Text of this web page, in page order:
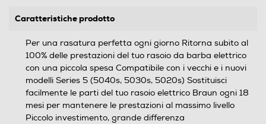
Caratteristiche prodotto
Per una rasatura perfetta ogni giorno Ritorna subito al
100% delle prestazioni del tuo rasoio da barba elettrico
con una piccola spesa Compatibile con i vecchi e i nuovi
modelli Series 5 (5040s, 5030s, 5020s) Sostituisci
facilmente le parti del tuo rasoio elettrico Braun ogni 18
mesi per mantenere le prestazioni al massimo livello
Piccolo investimento, grande differenza